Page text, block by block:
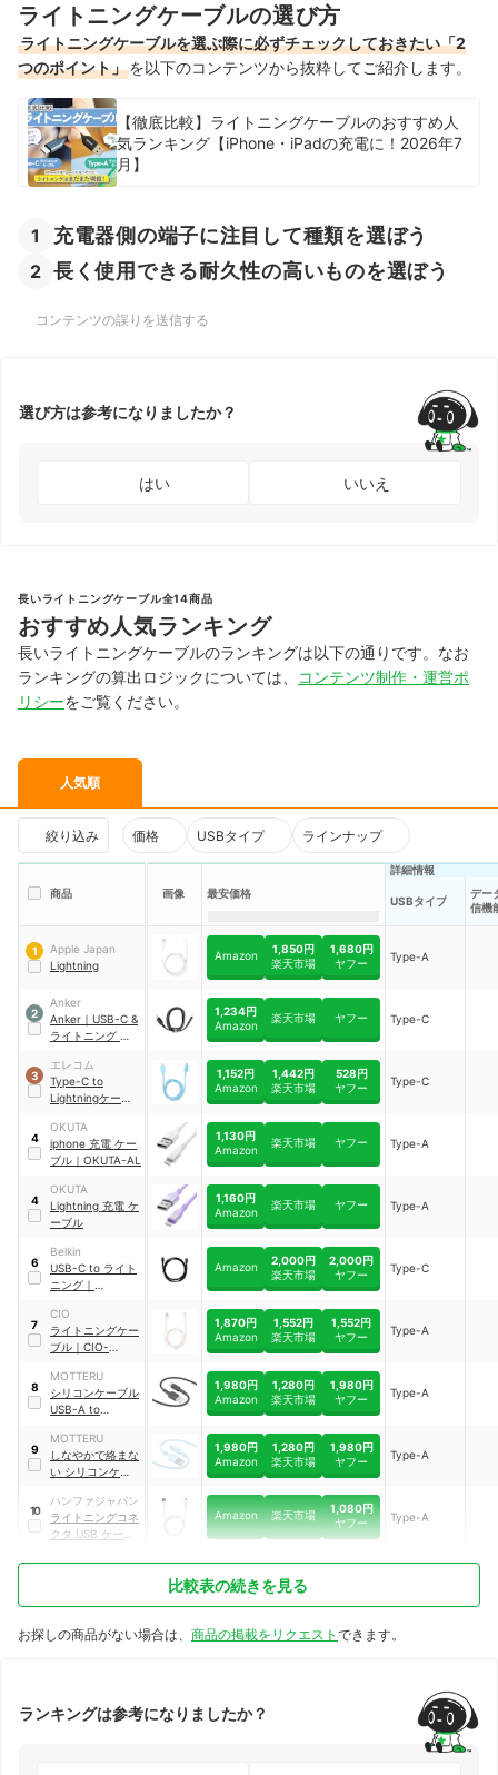
ライトニングケーブルの選び方
ライトニングケーブルを選ぶ際に必ずチェックしておきたい「2
つのポイント」を以下のコンテンツから抜粋してご紹介します。
【徹底比較】ライトニングケーブルのおすすめ人
気ランキング【iPhone・iPadの充電に！2026年7
月】
1 充電器側の端子に注目して種類を選ぼう
2 長く使用できる耐久性の高いものを選ぼう
コンテンツの誤りを送信する
選び方は参考になりましたか？
はい いいえ
長いライトニングケーブル全14商品
おすすめ人気ランキング
長いライトニングケーブルのランキングは以下の通りです。なお
ランキングの算出ロジックについては、
コンテンツ制作・運営ポ
リシーをご覧ください。
人気順
絞り込み 価格 USBタイプ ラインナップ
商品 画像 最安価格
詳細情報
USBタイプ
デー
信機
1
Apple Japan
Lightning
Amazon
1,850円
楽天市場
1,680円
ヤフー
Type-A
2
Anker
Anker ｜ USB-C &
ライトニング ケー
1,234円
Amazon
楽天市場 ヤフー Type-C
3
エレコム
Type-C to
Lightningケーブ
CLPS10BU
1,152円
Amazon
1,442円
楽天市場
528円
ヤフー
Type-C
4
OKUTA
iphone 充電 ケー
ブル ｜ OKUTA-AL
1,130円
Amazon
楽天市場 ヤフー Type-A
4
OKUTA
Lightning 充電 ケ
ーブル
1,160円
Amazon
楽天市場 ヤフー Type-A
6
Belkin
USB-C to ライト
ニング ｜
Amazon
2,000円
楽天市場
2,000円
ヤフー
Type-C
7
CIO
ライトニングケー
ブル ｜ CIO-
WH
1,870円
Amazon
1,552円
楽天市場
1,552円
ヤフー
Type-A
8
MOTTERU
シリコンケーブル
USB-A to
SCBALG200
1,980円
Amazon
1,280円
楽天市場
1,980円
ヤフー
Type-A
9
MOTTERU
しなやかで絡まな
い シリコンケーブ
SCBALG200-BL
1,980円
Amazon
1,280円
楽天市場
1,980円
ヤフー
Type-A
10
ハンファジャパン
ライトニングコネ
クタ USB ケーブ
USBLTN10CW
Amazon 楽天市場
1,080円
ヤフー
Type-A
比較表の続きを見る
お探しの商品がない場合は、 商品の掲載をリクエスト できます。
ランキングは参考になりましたか？